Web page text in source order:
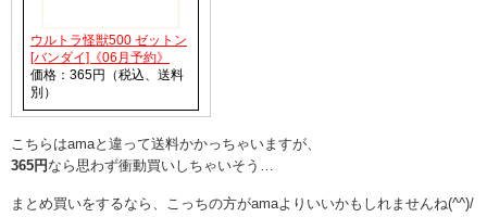
ウルトラ怪獣500 ゼットン
[バンダイ]《06月予約》
価格：365円（税込、送料
別）
こちらはamaと違って送料かかっちゃいますが、
365円なら思わず衝動買いしちゃいそう…
まとめ買いをするなら、こっちの方がamaよりいいかもしれませんね(^^)/